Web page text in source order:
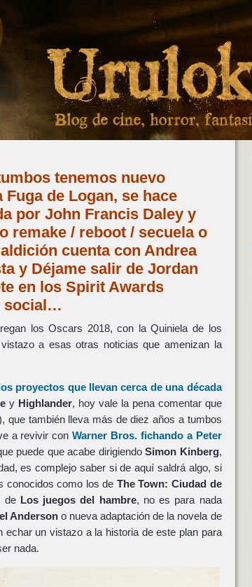
tenemos nuevo
de Logan, se hace
por John Francis Daley y
remake / reboot / secuela o
cuenta con Andrea
y Déjame salir de Jordan
en los Spirit Awards
social…
los Oscars 2018, con la Quiniela de los
a esas otras noticias que amenizan la
proyectos que llevan cerca de una década
y Highlander, hoy vale la pena comentar que
que también lleva más de diez años a tumbos
a revivir conWarner Bros.fichando a Peter
puede que acabe dirigiendoSimon Kinberg,
es complejo saber si de aquí saldrá algo, si
conocidos como los de The Town: Ciudad de
de Los juegos del hambre, no es para nada
Anderson o nueva adaptación de la novela de
un vistazo a la historia de este plan para
nada.